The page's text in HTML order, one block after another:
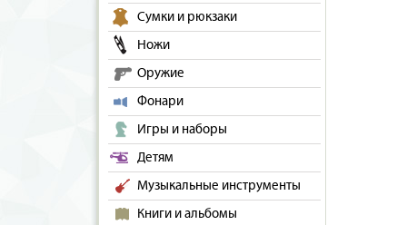
Сумки и рюкзаки
Ножи
Оружие
Фонари
Игры и наборы
Детям
Музыкальные инструменты
Книги и альбомы